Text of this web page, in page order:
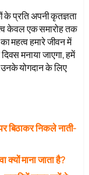
प्रति अपनी कृतज्ञता
केवल एक समारोह तक
महत्व हमारे जीवन में
मनाया जाएगा, हमें
योगदान के लिए
बिठाकर निकले नाती-
माना जाता है?